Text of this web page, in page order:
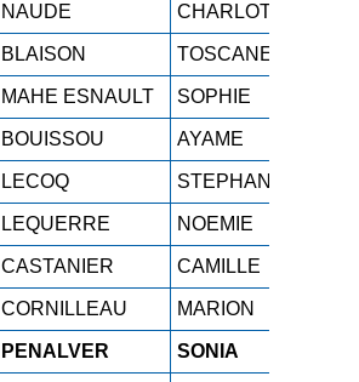
NAUDE CHARLOTTE
BLAISON TOSCANE
MAHE ESNAULT SOPHIE
BOUISSOU AYAME
LECOQ STEPHANIE
LEQUERRE NOEMIE
CASTANIER CAMILLE
CORNILLEAU MARION
PENALVER SONIA